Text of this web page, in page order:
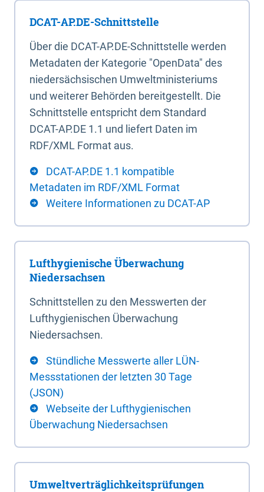
DCAT-AP.DE-Schnittstelle
Über die DCAT-AP.DE-Schnittstelle werden
Metadaten der Kategorie "OpenData" des
niedersächsischen Umweltministeriums
und weiterer Behörden bereitgestellt. Die
Schnittstelle entspricht dem Standard
DCAT-AP.DE 1.1 und liefert Daten im
RDF/XML Format aus.
DCAT-AP.DE 1.1 kompatible
Metadaten im RDF/XML Format
Weitere Informationen zu DCAT-AP
Lufthygienische Überwachung
Niedersachsen
Schnittstellen zu den Messwerten der
Lufthygienischen Überwachung
Niedersachsen.
Stündliche Messwerte aller LÜN-
Messstationen der letzten 30 Tage
(JSON)
Webseite der Lufthygienischen
Überwachung Niedersachsen
Umweltverträglichkeitsprüfungen